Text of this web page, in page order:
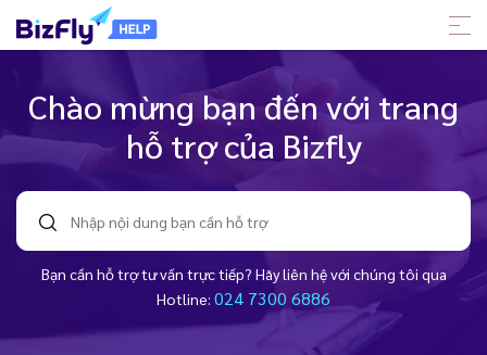
Chào mừng bạn đến với trang
hỗ trợ của Bizfly
Bạn cần hỗ trợ tư vấn trực tiếp? Hãy liên hệ với chúng tôi qua
Hotline: 024 7300 6886